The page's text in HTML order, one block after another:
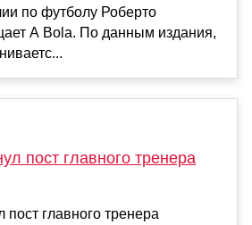
по футболу Роберто
A Bola. По данным издания,
пост главного тренера
пост главного тренера